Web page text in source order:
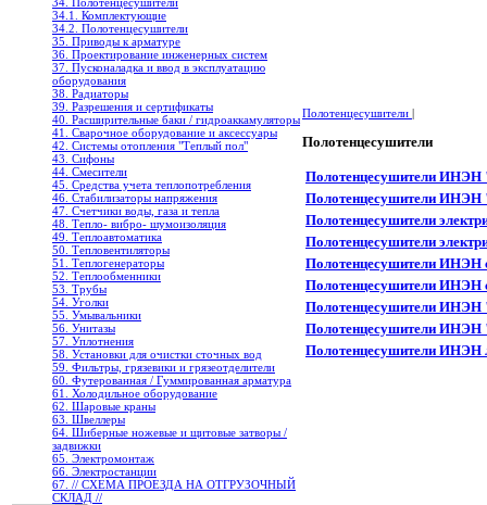
34.1. Комплектующие
34.2. Полотенцесушители
35. Приводы к арматуре
36. Проектирование инженерных систем
37. Пусконаладка и ввод в эксплуатацию
оборудования
38. Радиаторы
39. Разрешения и сертификаты
40. Расширительные баки / гидроаккамуляторы
41. Сварочное оборудование и аксессуары
42. Системы отопления "Теплый пол"
43. Сифоны
44. Смесители
45. Средства учета теплопотребления
46. Стабилизаторы напряжения
47. Счетчики воды, газа и тепла
48. Тепло- вибро- шумоизоляция
49. Теплоавтоматика
50. Тепловентиляторы
51. Теплогенераторы
52. Теплообменники
53. Трубы
54. Уголки
55. Умывальники
56. Унитазы
57. Уплотнения
58. Установки для очистки сточных вод
59. Фильтры, грязевики и грязеотделители
60. Футерованная / Гуммированная арматура
61. Холодильное oборудование
62. Шаровые краны
63. Швеллеры
64. Шиберные ножевые и щитовые затворы /
задвижки
65. Электромонтаж
66. Электростанции
67. // СХЕМА ПРОЕЗДА НА ОТГРУЗОЧНЫЙ
СКЛАД //
Полотенцесушители |
Полотенцесушители
Полотенцесушители
Полотенцесушители ИНЭН
Полотенцесушители
Полотенцесушители
Полотенцесушители ИНЭН
Полотенцесушители ИНЭН
Полотенцесушители
Полотенцесушители
Полотенцесушители ИНЭН